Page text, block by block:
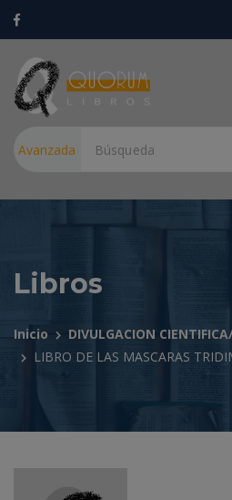
Avanzada
Libros
Inicio
DIVULGACION
LIBRO DE LAS MASCARAS